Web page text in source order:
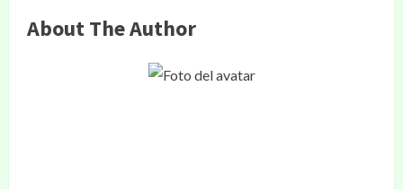
About The Author